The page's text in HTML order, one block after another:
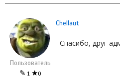
Пользователь
✎ 1 ★0
Chellaut
Спасибо, друг